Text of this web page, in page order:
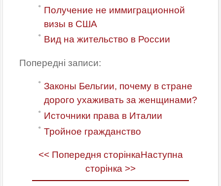
Получение не иммиграционной
визы в США
Вид на жительство в России
Попередні записи:
Законы Бельгии, почему в стране
дорого ухаживать за женщинами?
Источники права в Италии
Тройное гражданство
<< Попередня сторінкаНаступна
сторінка >>